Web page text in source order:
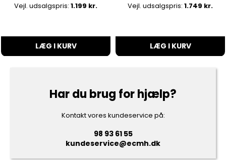
Vejl. udsalgspris: 1.199 kr.
LÆG I KURV
Vejl. udsalgspris: 1.749 kr.
LÆG I KURV
Har du brug for hjælp?
Kontakt vores kundeservice på:
98 93 61 55
kundeservice@ecmh.dk